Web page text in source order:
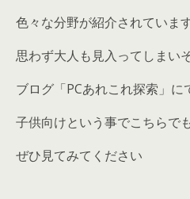
色々な分野が紹介されていま
思わず大人も見入ってしまい
ブログ「PCあれこれ探索」に
子供向けという事でこちらで
ぜひ見てみてください